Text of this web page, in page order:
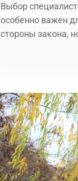
Выбор
особенно важен
стороны закона,